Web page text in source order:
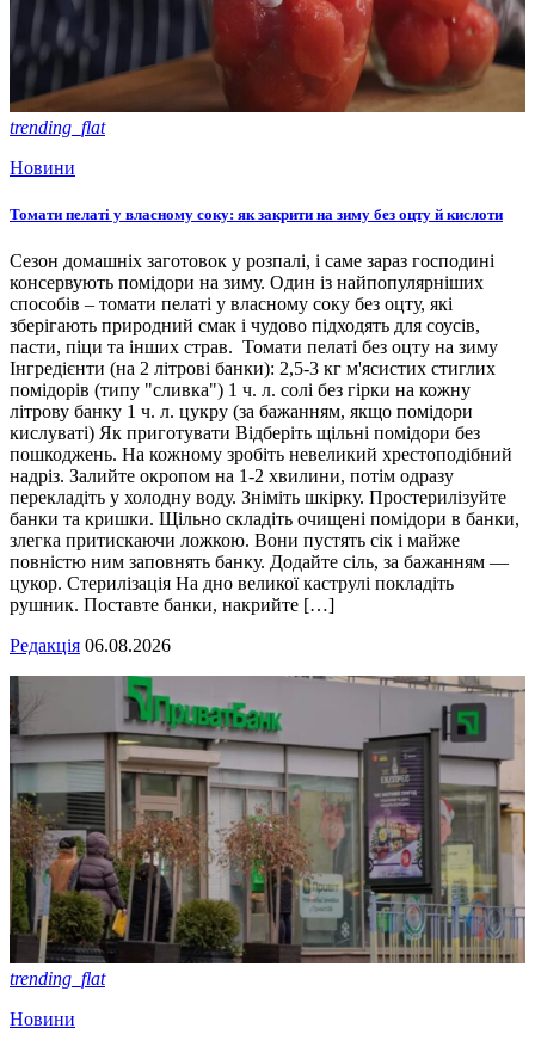
trending_flat
Новини
Томати пелаті у власному соку: як закрити на зиму без оцту й кислоти
Сезон домашніх заготовок у розпалі, і саме зараз господині
консервують помідори на зиму. Один із найпопулярніших
способів – томати пелаті у власному соку без оцту, які
зберігають природний смак і чудово підходять для соусів,
пасти, піци та інших страв. Томати пелаті без оцту на зиму
Інгредієнти (на 2 літрові банки): 2,5-3 кг м'ясистих стиглих
помідорів (типу "сливка") 1 ч. л. солі без гірки на кожну
літрову банку 1 ч. л. цукру (за бажанням, якщо помідори
кислуваті) Як приготувати Відберіть щільні помідори без
пошкоджень. На кожному зробіть невеликий хрестоподібний
надріз. Залийте окропом на 1-2 хвилини, потім одразу
перекладіть у холодну воду. Зніміть шкірку. Простерилізуйте
банки та кришки. Щільно складіть очищені помідори в банки,
злегка притискаючи ложкою. Вони пустять сік і майже
повністю ним заповнять банку. Додайте сіль, за бажанням —
цукор. Стерилізація На дно великої каструлі покладіть
рушник. Поставте банки, накрийте […]
Редакція 06.08.2026
trending_flat
Новини